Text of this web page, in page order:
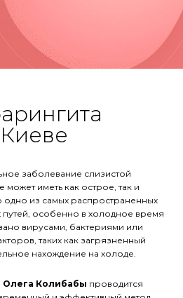
заболевание слизистой
иметь как острое, так и
одно из самых распространенных
путей, особенно в холодное время
вирусами, бактериями или
таких как загрязненный
нахождение на холоде.
Колибабы проводится